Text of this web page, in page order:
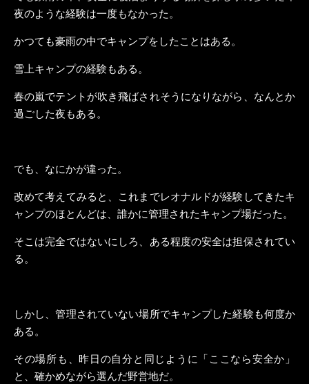
夜のような経験は一度もなかった。
かつても豪雨の中でキャンプをしたことはある。
雪上キャンプの経験もある。
春の嵐でテントが吹き飛ばされそうになりながら、なんとか
過ごした夜もある。
でも、なにかが違った。
改めて考えてみると、これまでレオナルドが経験してきたキ
ャンプのほとんどは、誰かに管理されたキャンプ場だった。
そこは完全ではないにしろ、ある程度の安全は担保されてい
る。
しかし、管理されていない場所でキャンプした経験も何度か
ある。
その場所も、昨日の自分と同じように「ここなら安全か」
と、確かめながら選んだ野営地だ。